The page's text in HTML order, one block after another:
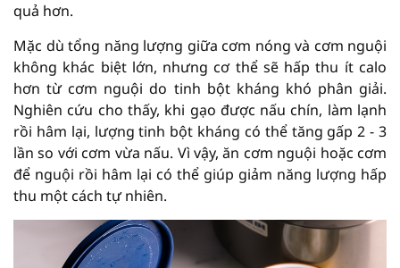
quả hơn.
Mặc dù tổng năng lượng giữa cơm nóng và cơm nguội
không khác biệt lớn, nhưng cơ thể sẽ hấp thu ít calo
hơn từ cơm nguội do tinh bột kháng khó phân giải.
Nghiên cứu cho thấy, khi gạo được nấu chín, làm lạnh
rồi hâm lại, lượng tinh bột kháng có thể tăng gấp 2 - 3
lần so với cơm vừa nấu. Vì vậy, ăn cơm nguội hoặc cơm
để nguội rồi hâm lại có thể giúp giảm năng lượng hấp
thu một cách tự nhiên.